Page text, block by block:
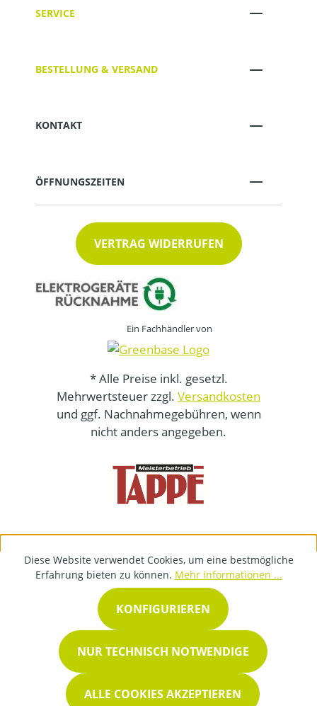
SERVICE
BESTELLUNG & VERSAND
KONTAKT
ÖFFNUNGSZEITEN
VERTRAG WIDERRUFEN
Ein Fachhändler von
* Alle Preise inkl. gesetzl.
Mehrwertsteuer zzgl. Versandkosten
und ggf. Nachnahmegebühren, wenn
nicht anders angegeben.
Diese Website verwendet Cookies, um eine bestmögliche
Erfahrung bieten zu können. Mehr Informationen ...
NUR TECHNISCH NOTWENDIGE
KONFIGURIEREN
ALLE COOKIES AKZEPTIEREN